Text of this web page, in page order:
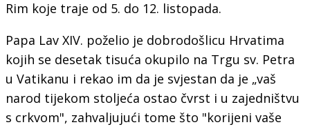
Rim koje traje od 5. do 12. listopada.
Papa Lav XIV. poželio je dobrodošlicu Hrvatima
kojih se desetak tisuća okupilo na Trgu sv. Petra
u Vatikanu i rekao im da je svjestan da je „vaš
narod tijekom stoljeća ostao čvrst i u zajedništvu
s crkvom", zahvaljujući tome što "korijeni vaše